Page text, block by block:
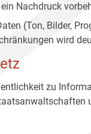
Nachdruck
(Ton, Bilder,
wird
zu